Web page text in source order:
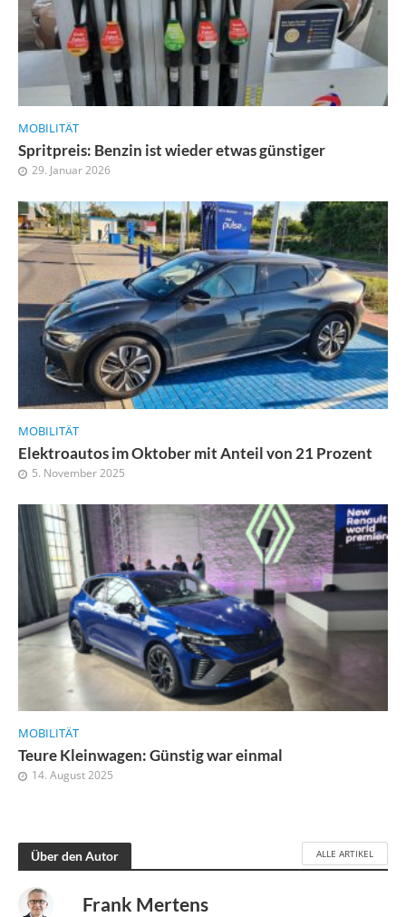
MOBILITÄT
Spritpreis: Benzin ist wieder etwas günstiger
29. Januar 2026
MOBILITÄT
Elektroautos im Oktober mit Anteil von 21 Prozent
5. November 2025
MOBILITÄT
Teure Kleinwagen: Günstig war einmal
14. August 2025
Über den Autor ALLE ARTIKEL
Frank Mertens